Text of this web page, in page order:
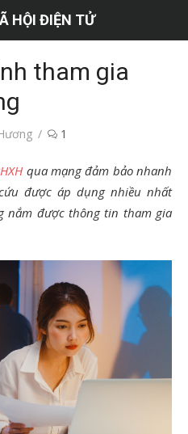
HỘI ĐIỆN TỬ
tham gia
1
qua mạng đảm bảo nhanh
được áp dụng nhiều nhất
nắm được thông tin tham gia